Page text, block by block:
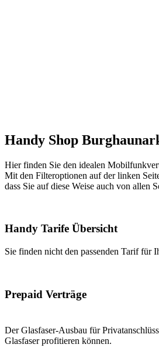
Handy Shop
Hier finden Sie den idealen
Mit den Filteroptionen auf der linken
dass Sie auf diese Weise auch von allen
Handy Tarife Übersicht
Sie finden nicht den passenden Tarif für
Prepaid Verträge
Der Glasfaser-Ausbau für
Glasfaser profitieren können.